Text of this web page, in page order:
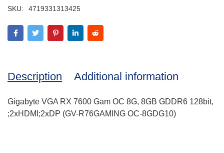
SKU: 4719331313425
Description Additional information
Gigabyte VGA RX 7600 Gam OC 8G, 8GB GDDR6 128bit,
;2xHDMI;2xDP (GV-R76GAMING OC-8GDG10)